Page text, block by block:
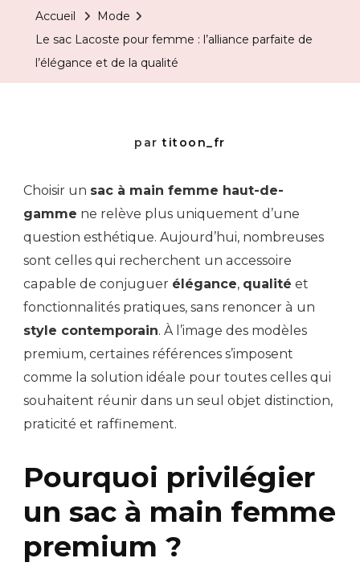
Accueil
Mode
Le sac Lacoste pour femme : l’alliance parfaite de
l’élégance et de la qualité
partitoon_fr
Choisir un sac à main femme haut-de-
gamme ne relève plus uniquement d’une
question esthétique. Aujourd’hui, nombreuses
sont celles qui recherchent un accessoire
capable de conjuguer élégance, qualité et
fonctionnalités pratiques, sans renoncer à un
style contemporain. À l’image des modèles
premium, certaines références s’imposent
comme la solution idéale pour toutes celles qui
souhaitent réunir dans un seul objet distinction,
praticité et raffinement.
Pourquoi privilégier
un sac à main femme
premium ?